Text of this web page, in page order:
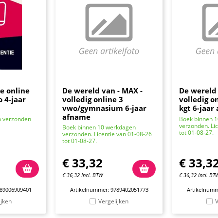
online
4-jaar
verzonden
De wereld van - MAX -
volledig online 3
vwo/gymnasium 6-jaar
afname
Boek binnen 10 werkdagen
verzonden. Licentie van 01-08-26
tot 01-08-27.
€ 33,32
€36,32 Incl. BTW
Artikelnummer: 9789402051773
Vergelijken
De wereld
volledig
kgt 6-jaar
Boek binnen
verzonden.
tot 01-08-27.
€
€36,32 Incl.